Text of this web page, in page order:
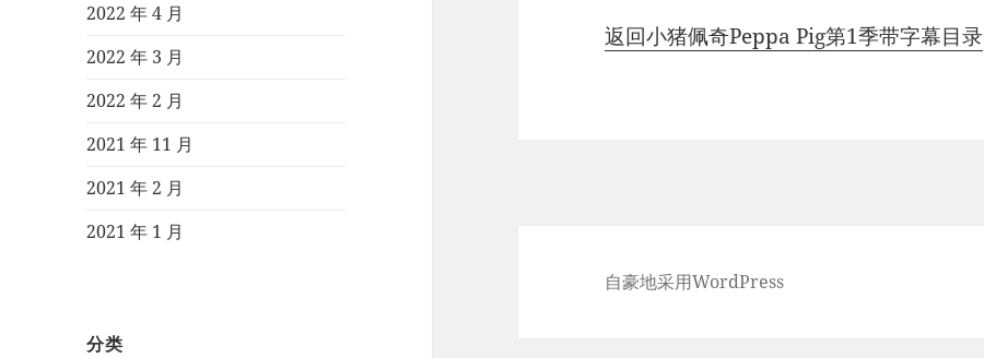
2022 年 4 月
2022 年 3 月
2022 年 2 月
2021 年 11 月
2021 年 2 月
2021 年 1 月
分类
返回小猪佩奇Peppa Pig第1季带字幕目录
自豪地采用WordPress